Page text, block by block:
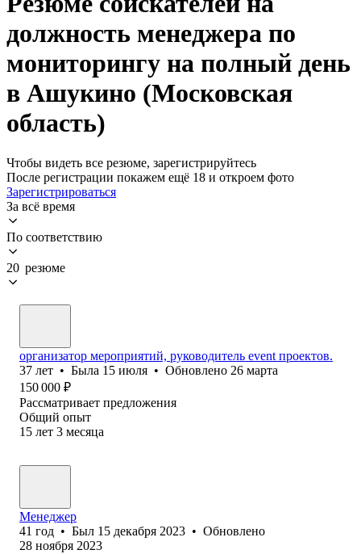
должность менеджера по
мониторингу на полный день
в Ашукино (Московская
область)
Чтобы видеть все резюме, зарегистрируйтесь
После регистрации покажем ещё 18 и откроем фото
Зарегистрироваться
За всё время
По соответствию
20 резюме
организатор мероприятий, руководитель event проектов.
37 лет • Была 15 июля • Обновлено 26 марта
150 000 ₽
Рассматривает предложения
Общий опыт
15 лет 3 месяца
Менеджер
41 год • Был 15 декабря 2023 • Обновлено
28 ноября 2023